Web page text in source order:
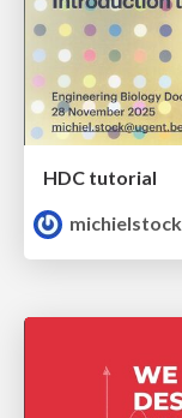
HDC tutorial
michielstock